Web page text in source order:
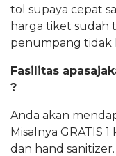
tol supaya cepat
harga tiket sudah
penumpang tidak
Fasilitas
?
Anda akan
Misalnya GRATIS
dan hand